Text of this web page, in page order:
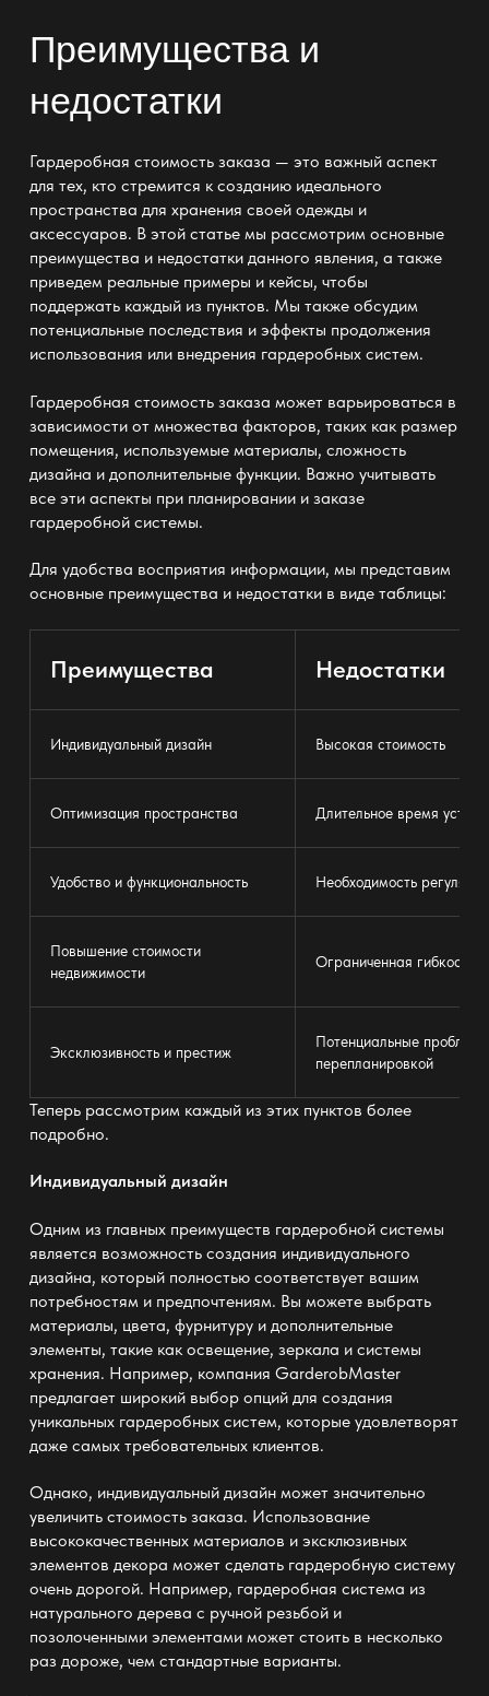
Преимущества и
недостатки
Гардеробная стоимость заказа — это важный аспект
для тех, кто стремится к созданию идеального
пространства для хранения своей одежды и
аксессуаров. В этой статье мы рассмотрим основные
преимущества и недостатки данного явления, а также
приведем реальные примеры и кейсы, чтобы
поддержать каждый из пунктов. Мы также обсудим
потенциальные последствия и эффекты продолжения
использования или внедрения гардеробных систем.
Гардеробная стоимость заказа может варьироваться в
зависимости от множества факторов, таких как размер
помещения, используемые материалы, сложность
дизайна и дополнительные функции. Важно учитывать
все эти аспекты при планировании и заказе
гардеробной системы.
Для удобства восприятия информации, мы представим
основные преимущества и недостатки в виде таблицы:
Преимущества Недостатки
Индивидуальный дизайн Высокая стоимость
Оптимизация пространства Длительное время
Удобство и функциональность Необходимость
Повышение стоимости
недвижимости
Ограниченная гибкость
Эксклюзивность и престиж
Потенциальные
перепланировкой
Теперь рассмотрим каждый из этих пунктов более
подробно.
Индивидуальный дизайн
Одним из главных преимуществ гардеробной системы
является возможность создания индивидуального
дизайна, который полностью соответствует вашим
потребностям и предпочтениям. Вы можете выбрать
материалы, цвета, фурнитуру и дополнительные
элементы, такие как освещение, зеркала и системы
хранения. Например, компания GarderobMaster
предлагает широкий выбор опций для создания
уникальных гардеробных систем, которые удовлетворят
даже самых требовательных клиентов.
Однако, индивидуальный дизайн может значительно
увеличить стоимость заказа. Использование
высококачественных материалов и эксклюзивных
элементов декора может сделать гардеробную систему
очень дорогой. Например, гардеробная система из
натурального дерева с ручной резьбой и
позолоченными элементами может стоить в несколько
раз дороже, чем стандартные варианты.